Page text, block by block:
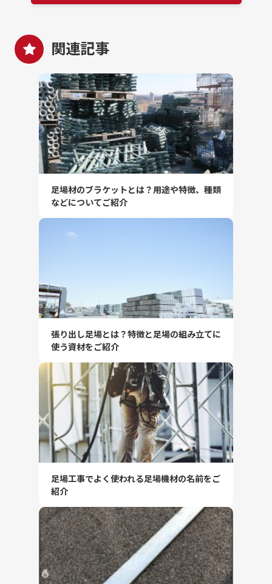
関連記事
足場材のブラケットとは？用途や特徴、種類
などについてご紹介
張り出し足場とは？特徴と足場の組み立てに
使う資材をご紹介
足場工事でよく使われる足場機材の名前をご
紹介